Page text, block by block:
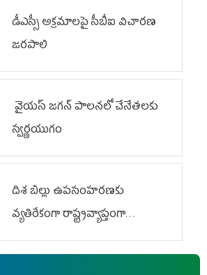
డీఎస్సీ అక్రమాలపై సీబీఐ విచారణ
జరపాలి
వైయ‌స్ జగన్ పాలనలో చేనేతలకు
స్వర్ణయుగం
దిశ బిల్లు ఉపసంహరణకు
వ్యతిరేకంగా రాష్ట్రవ్యాప్తంగా
వైయ‌స్ఆర్‌సీపీ మహిళా విభాగం
ఆందోళనలు